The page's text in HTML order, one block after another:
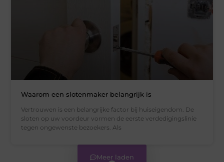
Waarom een slotenmaker belangrijk is
Vertrouwen is een belangrijke factor bij huiseigendom. De
sloten op uw voordeur vormen de eerste verdedigingslinie
tegen ongewenste bezoekers. Als
Meer laden